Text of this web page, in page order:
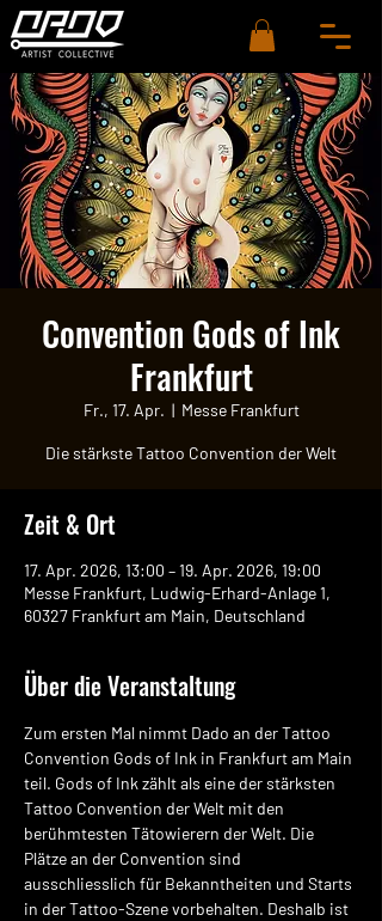
Convention Gods of Ink
Frankfurt
Fr., 17. Apr.
  |
Messe Frankfurt
Die stärkste Tattoo Convention der Welt
Zeit & Ort
17. Apr. 2026, 13:00 – 19. Apr. 2026, 19:00
Messe Frankfurt, Ludwig-Erhard-Anlage 1,
60327 Frankfurt am Main, Deutschland
Über die Veranstaltung
Zum ersten Mal nimmt Dado an der Tattoo
Convention Gods of Ink in Frankfurt am Main
teil. Gods of Ink zählt als eine der stärksten
Tattoo Convention der Welt mit den
berühmtesten Tätowierern der Welt. Die
Plätze an der Convention sind
ausschliesslich für Bekanntheiten und Starts
in der Tattoo-Szene vorbehalten. Deshalb ist